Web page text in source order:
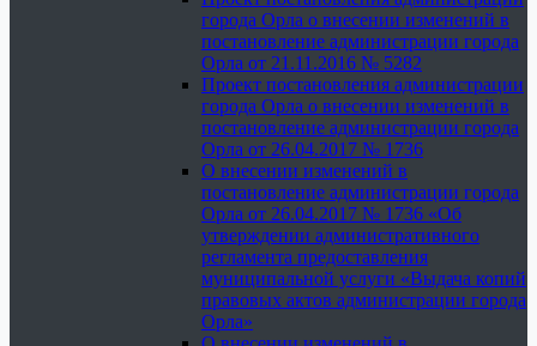
города Орла о внесении изменений в
постановление администрации города
Орла от 21.11.2016 № 5282
Проект постановления администрации
города Орла о внесении изменений в
постановление администрации города
Орла от 26.04.2017 № 1736
О внесении изменений в
постановление администрации города
Орла от 26.04.2017 № 1736 «Об
утверждении административного
регламента предоставления
муниципальной услуги «Выдача копий
правовых актов администрации города
Орла»